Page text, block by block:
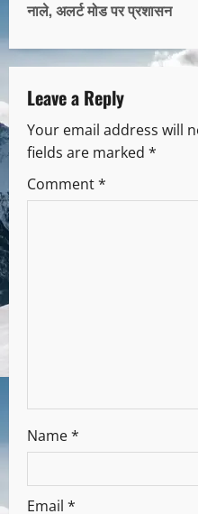
नाले, अलर्ट मोड पर प्रशासन
Leave a Reply
Your email address will
fields are marked *
Comment*
Name*
Email *